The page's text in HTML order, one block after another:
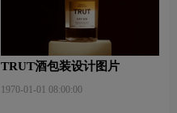
TRUT酒包装设计图片
1970-01-01 08:00:00